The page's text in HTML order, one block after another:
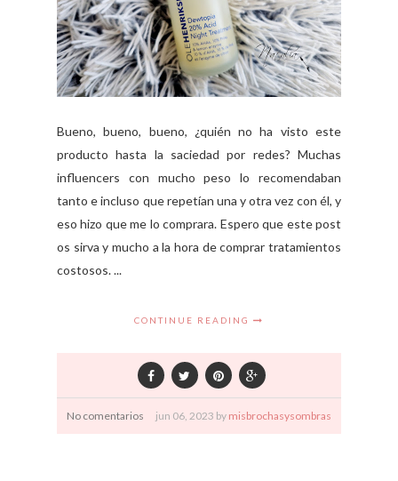
Bueno, bueno, bueno, ¿quién no ha visto este
producto hasta la saciedad por redes? Muchas
influencers con mucho peso lo recomendaban
tanto e incluso que repetían una y otra vez con él, y
eso hizo que me lo comprara. Espero que este post
os sirva y mucho a la hora de comprar tratamientos
costosos. ...
CONTINUE READING
No comentarios jun 06, 2023 by misbrochasysombras